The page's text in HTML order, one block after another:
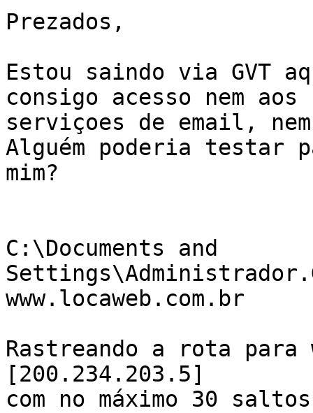
Prezados,
Estou saindo via GVT
consigo acesso nem aos
serviçoes de email,
Alguém poderia testar
mim?
C:\Documents and
www.locaweb.com.br
Rastreando a rota para
[200.234.203.5]
com no máximo 30